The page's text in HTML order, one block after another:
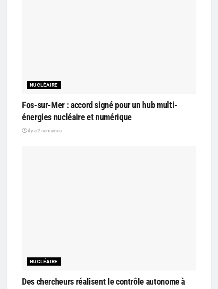
NUCLÉAIRE
Fos-sur-Mer : accord signé pour un hub multi-
énergies nucléaire et numérique
il y a 2 semaines
NUCLÉAIRE
Des chercheurs réalisent le contrôle autonome à